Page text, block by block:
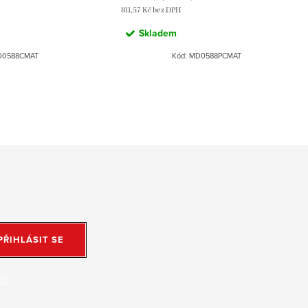
811,57 Kč bez DPH
Skladem
Kód: MD0588PCMAT
SE